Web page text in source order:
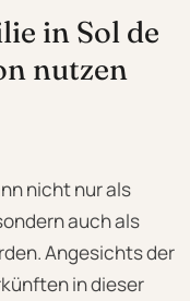
in Sol de
nutzen
nicht nur als
auch als
Angesichts der
in dieser